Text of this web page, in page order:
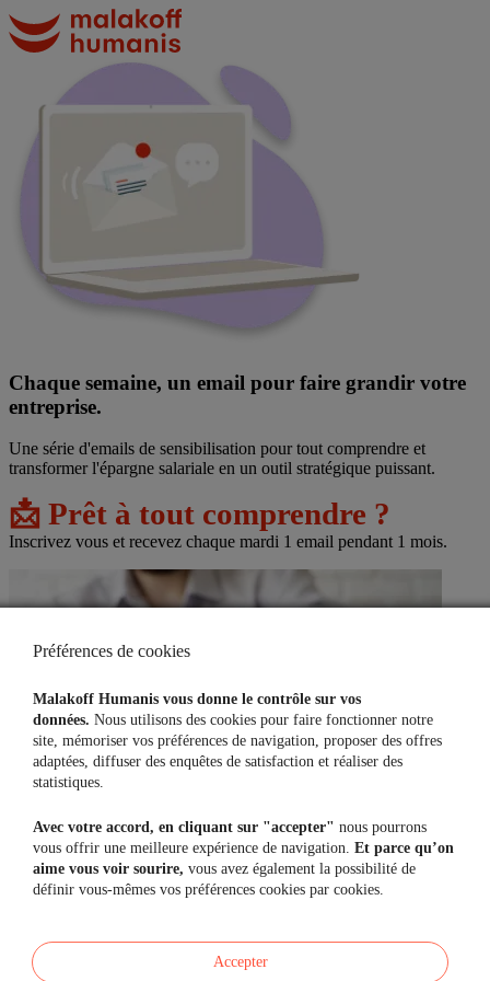
Aller
au
contenu
Chaque semaine, un email pour faire grandir votre
entreprise.
Une série d'emails de sensibilisation pour tout comprendre et
transformer l'épargne salariale en un outil stratégique puissant.
📩 Prêt à tout comprendre ?
Inscrivez vous et recevez chaque mardi 1 email pendant 1 mois.
Epargne salariale
Vous obtiendrez les clés pour comprendre et activer les leviers de
l’épargne salariale dans votre entreprise : dispositifs, abondement,
Préférences de cookies
Malakoff Humanis vous donne le contrôle sur vos
données. Nous utilisons des cookies pour faire fonctionner notre
site, mémoriser vos préférences de navigation, proposer des offres
adaptées, diffuser des enquêtes de satisfaction et réaliser des
statistiques.
Avec votre accord, en cliquant sur "accepter" nous pourrons
vous offrir une meilleure expérience de navigation. Et parce qu’on
aime vous voir sourire, vous avez également la possibilité de
définir vous-mêmes vos préférences cookies par cookies.
Accepter